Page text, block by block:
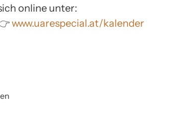
online unter:
www.uarespecial.at/kalender